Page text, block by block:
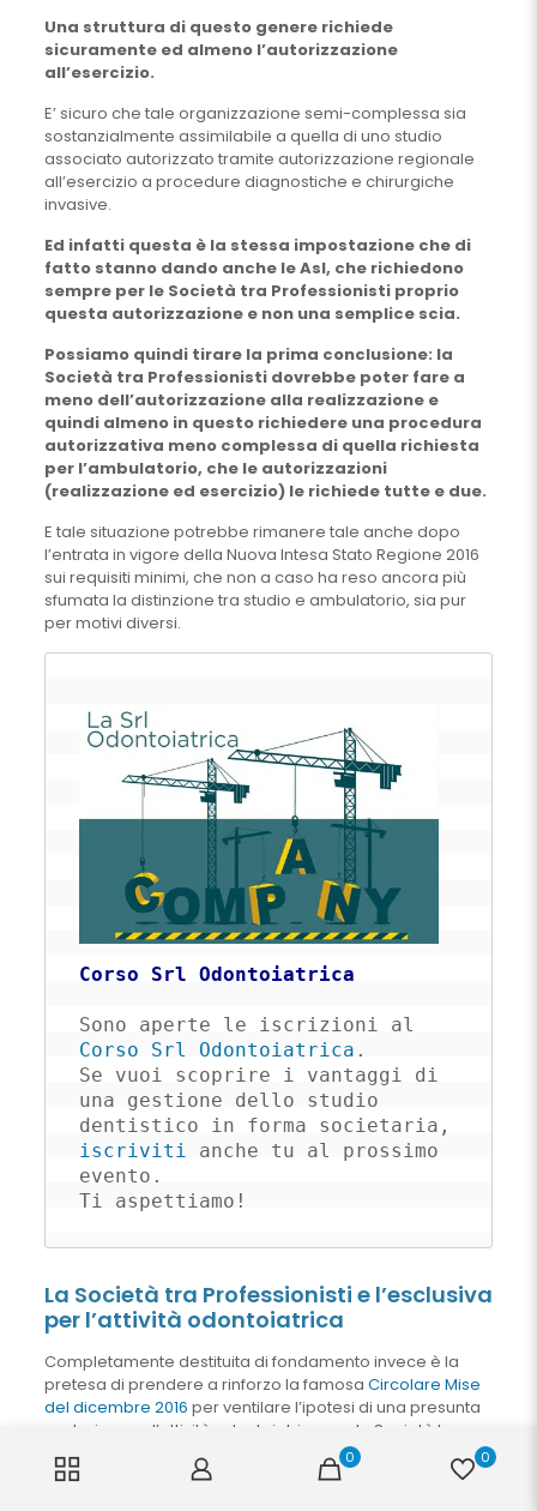
Una struttura di questo genere richiede
sicuramente ed almeno l’autorizzazione
all’esercizio.
E’ sicuro che tale organizzazione semi-complessa sia
sostanzialmente assimilabile a quella di uno studio
associato autorizzato tramite autorizzazione regionale
all’esercizio a procedure diagnostiche e chirurgiche
invasive.
Ed infatti questa è la stessa impostazione che di
fatto stanno dando anche le Asl, che richiedono
sempre per le Società tra Professionisti proprio
questa autorizzazione e non una semplice scia.
Possiamo quindi tirare la prima conclusione: la
Società tra Professionisti dovrebbe poter fare a
meno dell’autorizzazione alla realizzazione e
quindi almeno in questo richiedere una procedura
autorizzativa meno complessa di quella richiesta
per l’ambulatorio, che le autorizzazioni
(realizzazione ed esercizio) le richiede tutte e due.
E tale situazione potrebbe rimanere tale anche dopo
l’entrata in vigore della Nuova Intesa Stato Regione 2016
sui requisiti minimi, che non a caso ha reso ancora più
sfumata la distinzione tra studio e ambulatorio, sia pur
per motivi diversi.
Corso Srl Odontoiatrica
Corso Srl Odontoiatrica .
Se vuoi scoprire i vantaggi di
una gestione dello studio
iscriviti anche tu al prossimo
evento.
Ti aspettiamo!
La Società tra Professionisti e l’esclusiva
per l’attività odontoiatrica
Completamente destituita di fondamento invece è la
pretesa di prendere a rinforzo la famosa Circolare Mise
del dicembre 2016 per ventilare l’ipotesi di una presunta
esclusiva per l’attività odontoiatrica per la Società tra
Professionisti.
0 0